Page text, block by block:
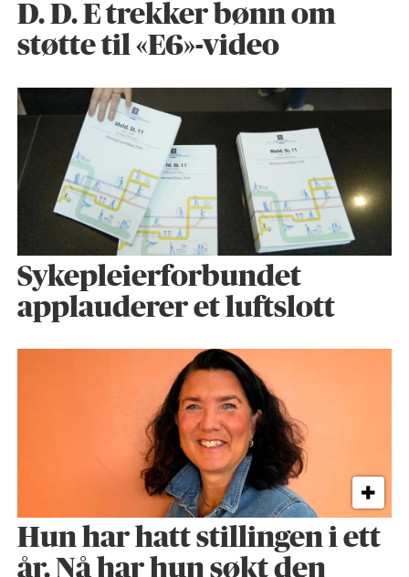
D. D. E trekker bønn om
støtte til «E6»-video
Sykepleier­forbundet
applauderer et luftslott
Hun har hatt stillingen i ett
år. Nå har hun søkt den